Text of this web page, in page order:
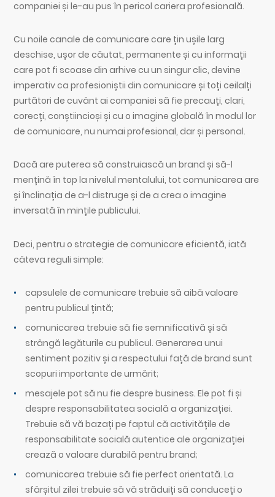
companiei și le-au pus în pericol cariera profesională.
Cu noile canale de comunicare care țin ușile larg
deschise, ușor de căutat, permanente și cu informații
care pot fi scoase din arhive cu un singur clic, devine
imperativ ca profesioniștii din comunicare și toți ceilalți
purtători de cuvânt ai companiei să fie precauți, clari,
corecți, conștiincioși și cu o imagine globală în modul lor
de comunicare, nu numai profesional, dar și personal.
Dacă are puterea să construiască un brand și să-l
mențină în top la nivelul mentalului, tot comunicarea are
și înclinația de a-l distruge și de a crea o imagine
inversată în mințile publicului.
Deci, pentru o strategie de comunicare eficientă, iată
câteva reguli simple:
capsulele de comunicare trebuie să aibă valoare
pentru publicul țintă;
comunicarea trebuie să fie semnificativă și să
strângă legăturile cu publicul. Generarea unui
sentiment pozitiv și a respectului față de brand sunt
scopuri importante de urmărit;
mesajele pot să nu fie despre business. Ele pot fi și
despre responsabilitatea socială a organizației.
Trebuie să vă bazați pe faptul că activitățile de
responsabilitate socială autentice ale organizației
crează o valoare durabilă pentru brand;
comunicarea trebuie să fie perfect orientată. La
sfârșitul zilei trebuie să vă străduiți să conduceți o